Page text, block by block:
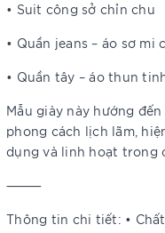
• Suit công sở chỉn chu
• Quần jeans – áo sơ mi
• Quần tây – áo thun
Mẫu giày này hướng
phong cách lịch lãm,
dụng và linh hoạt trong
⸻
Thông tin chi tiết: •